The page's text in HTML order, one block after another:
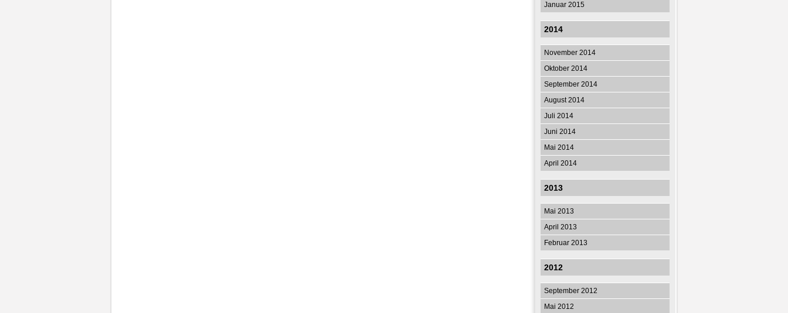
Januar 2015
2014
November 2014
Oktober 2014
September 2014
August 2014
Juli 2014
Juni 2014
Mai 2014
April 2014
2013
Mai 2013
April 2013
Februar 2013
2012
September 2012
Mai 2012